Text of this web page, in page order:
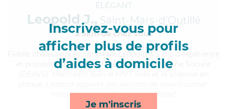
Inscrivez-vous pour
afficher plus de profils
d’aides à domicile
Je m'inscris
ÉLÉGANT
Leopold J., Saint-Mars-d'Outillé
à 5km de chez Vous
, chaleureux et généreux, Leopold a 5 ans d'expérience
et possède un diplôme d'État d'Auxiliaire de Vie Sociale
mobilité, courses/livraison et repas*